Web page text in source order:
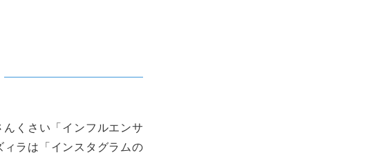
くさい「インフルエンサ
ラは「インスタグラムの